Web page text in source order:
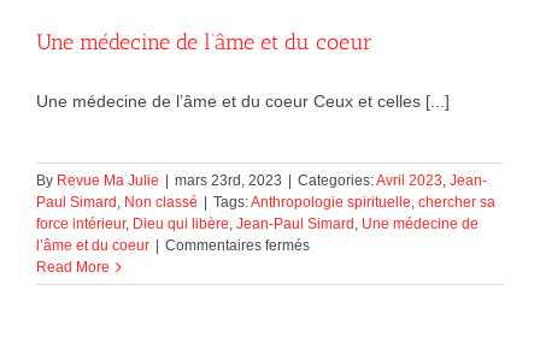
Une médecine de l’âme et du coeur
Une médecine de l’âme et du coeur Ceux et celles [...]
By Revue Ma Julie mars 23rd, 2023 Categories:Avril 2023, Jean-
Paul Simard , Non classé Tags:Anthropologie spirituelle, chercher sa
force intérieur, Dieu qui libère, Jean-Paul Simard , Une médecine de
l’âme et du coeur
Commentaires ferméssur
médecine
Read More